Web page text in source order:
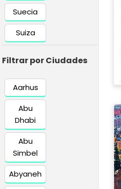
Suecia
Suiza
Filtrar por Ciudades
Aarhus
Abu
Dhabi
Abu
Simbel
Abyaneh